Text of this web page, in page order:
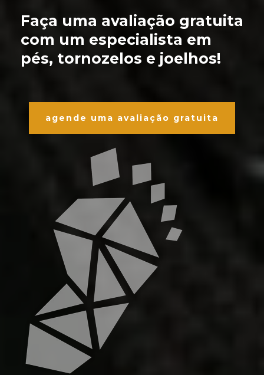
Faça uma avaliação gratuita
com um especialista em
pés, tornozelos e joelhos!
agende uma avaliação gratuita